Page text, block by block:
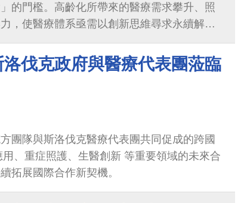
的門檻。高齡化所帶來的醫療需求攀升、照
，使醫療體系亟需以創新思維尋求永續解
例居全球之冠，使跨國合作與智慧醫療發展格
伐克政府與醫療代表團蒞臨
團隊與斯洛伐克醫療代表團共同促成的跨國
、重症照護、生醫創新 等重要領域的未來合
拓展國際合作新契機。